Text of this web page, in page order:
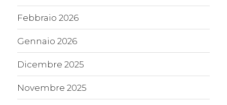
Febbraio 2026
Gennaio 2026
Dicembre 2025
Novembre 2025